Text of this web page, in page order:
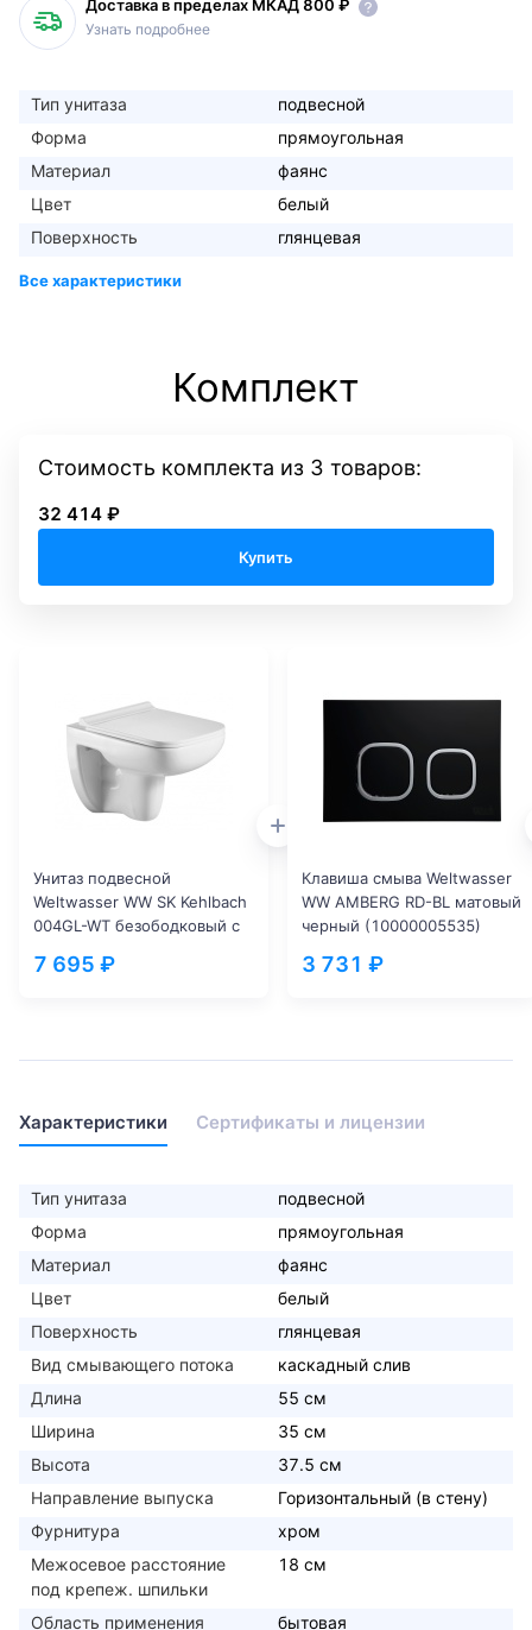
Доставка в пределах МКАД 800 ₽
Узнать подробнее
Тип унитаза
подвесной
Форма
прямоугольная
Материал
фаянс
Цвет
белый
Поверхность
глянцевая
Комплект
Унитаз подвесной
Weltwasser WW SK Kehlbach
004GL-WT безободковый с
(10000003810)
7 695 ₽
Клавиша смыва Weltwasser
WW AMBERG RD-BL матовый
черный (10000005535)
3 731 ₽
Стоимость комплекта из 3 товаров:
32 414 ₽
Купить
Характеристики Сертификаты и лицензии
Тип унитаза
подвесной
Форма
прямоугольная
Материал
фаянс
Цвет
белый
Поверхность
глянцевая
Вид смывающего потока
каскадный слив
Длина
55 см
Ширина
35 см
Высота
37.5 см
Направление выпуска
Горизонтальный (в стену)
Фурнитура
хром
Межосевое расстояние
под крепеж. шпильки
18 см
Область применения
бытовая